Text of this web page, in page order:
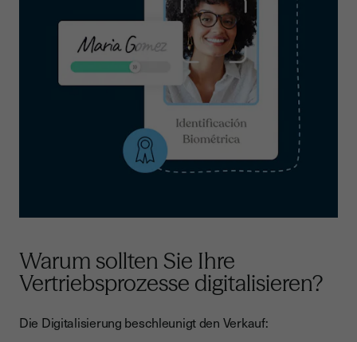
Warum sollten Sie Ihre
Vertriebsprozesse digitalisieren?
Die Digitalisierung beschleunigt den Verkauf: